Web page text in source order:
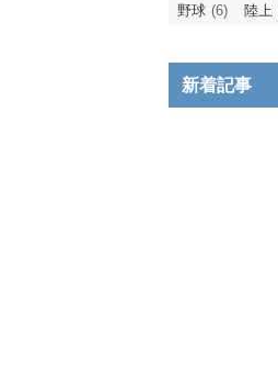
野球 (6) 陸上
新着記事